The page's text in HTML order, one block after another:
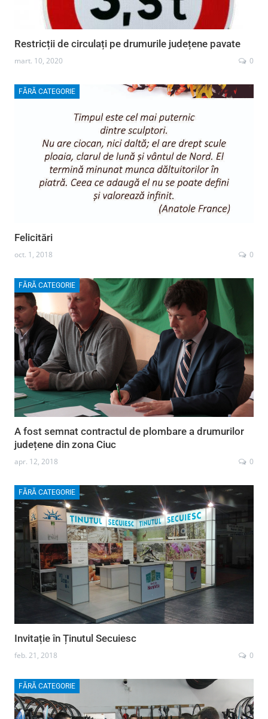
Restricții de circulați pe drumurile județene pavate
mart. 10, 2020 0
FĂRĂ CATEGORIE
Felicitări
oct. 1, 2018 0
FĂRĂ CATEGORIE
A fost semnat contractul de plombare a drumurilor
județene din zona Ciuc
apr. 12, 2018 0
FĂRĂ CATEGORIE
Invitație în Ținutul Secuiesc
feb. 21, 2018 0
FĂRĂ CATEGORIE